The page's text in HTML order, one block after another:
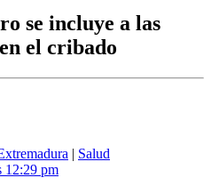
se incluye a las
el cribado
| Salud
12:29 pm